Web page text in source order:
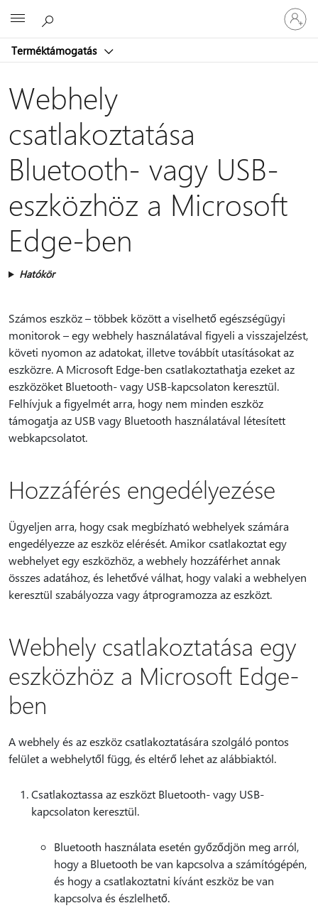
Terméktámogatás
be
a
Webhely
csatlakoztatása
Bluetooth- vagy USB-
eszközhöz a Microsoft
Edge-ben
Hatókör
Számos eszköz – többek között a viselhető egészségügyi
monitorok – egy webhely használatával figyeli a visszajelzést,
követi nyomon az adatokat, illetve továbbít utasításokat az
eszközre. A Microsoft Edge-ben csatlakoztathatja ezeket az
eszközöket Bluetooth- vagy USB-kapcsolaton keresztül.
Felhívjuk a figyelmét arra, hogy nem minden eszköz
támogatja az USB vagy Bluetooth használatával létesített
webkapcsolatot.
Hozzáférés engedélyezése
Ügyeljen arra, hogy csak megbízható webhelyek számára
engedélyezze az eszköz elérését. Amikor csatlakoztat egy
webhelyet egy eszközhöz, a webhely hozzáférhet annak
összes adatához, és lehetővé válhat, hogy valaki a webhelyen
keresztül szabályozza vagy átprogramozza az eszközt.
Webhely csatlakoztatása egy
eszközhöz a Microsoft Edge-
ben
A webhely és az eszköz csatlakoztatására szolgáló pontos
felület a webhelytől függ, és eltérő lehet az alábbiaktól.
Csatlakoztassa az eszközt Bluetooth- vagy USB-
kapcsolaton keresztül.
Bluetooth használata esetén győződjön meg arról,
hogy a Bluetooth be van kapcsolva a számítógépén,
és hogy a csatlakoztatni kívánt eszköz be van
kapcsolva és észlelhető.